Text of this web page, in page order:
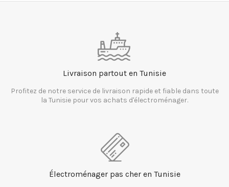
Livraison partout en Tunisie
Profitez de notre service de livraison rapide et fiable dans toute
la Tunisie pour vos achats d'électroménager.
Électroménager pas cher en Tunisie